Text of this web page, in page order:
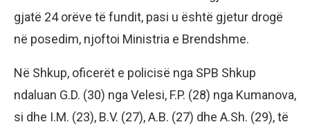
gjatë 24 orëve të fundit, pasi u është gjetur drogë
në posedim, njoftoi Ministria e Brendshme.
Në Shkup, oficerët e policisë nga SPB Shkup
ndaluan G.D. (30) nga Velesi, F.P. (28) nga Kumanova,
si dhe I.M. (23), B.V. (27), A.B. (27) dhe A.Sh. (29), të